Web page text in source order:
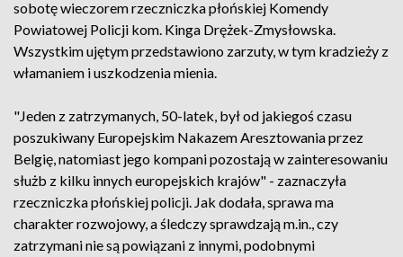
sobotę wieczorem rzeczniczka płońskiej Komendy
Powiatowej Policji kom. Kinga Drężek-Zmysłowska.
Wszystkim ujętym przedstawiono zarzuty, w tym kradzieży z
włamaniem i uszkodzenia mienia.
"Jeden z zatrzymanych, 50-latek, był od jakiegoś czasu
poszukiwany Europejskim Nakazem Aresztowania przez
Belgię, natomiast jego kompani pozostają w zainteresowaniu
służb z kilku innych europejskich krajów" - zaznaczyła
rzeczniczka płońskiej policji. Jak dodała, sprawa ma
charakter rozwojowy, a śledczy sprawdzają m.in., czy
zatrzymani nie są powiązani z innymi, podobnymi